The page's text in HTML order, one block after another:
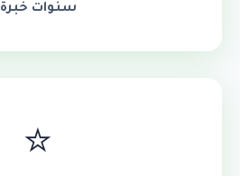
سنوات خبرة
⭐